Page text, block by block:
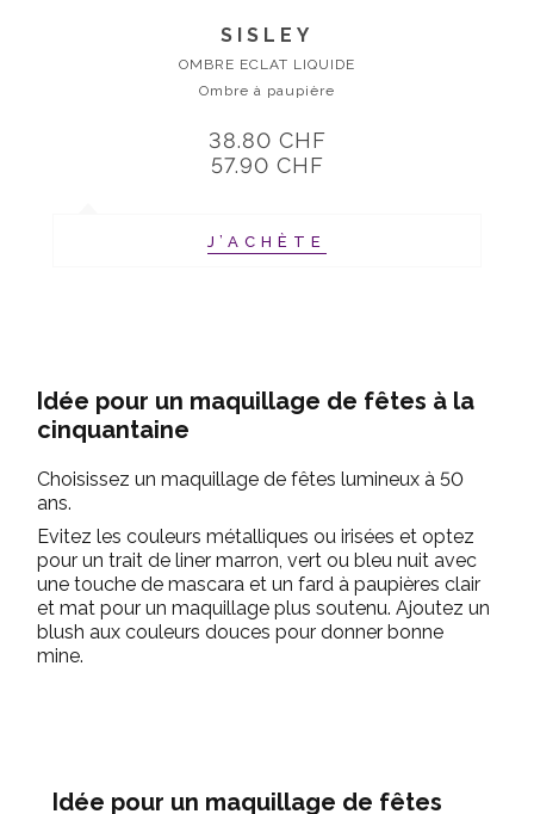
SISLEY
OMBRE ECLAT LIQUIDE
Ombre à paupière
38.80 CHF
57.90 CHF
J’ACHÈTE
Idée pour un maquillage de fêtes à la
cinquantaine
Choisissez un maquillage de fêtes lumineux à 50
ans.
Evitez les couleurs métalliques ou irisées et optez
pour un trait de liner marron, vert ou bleu nuit avec
une touche de mascara et un fard à paupières clair
et mat pour un maquillage plus soutenu. Ajoutez un
blush aux couleurs douces pour donner bonne
mine.
Idée pour un maquillage de fêtes